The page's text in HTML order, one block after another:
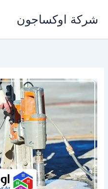
المحتوى
شركة اوكساجون